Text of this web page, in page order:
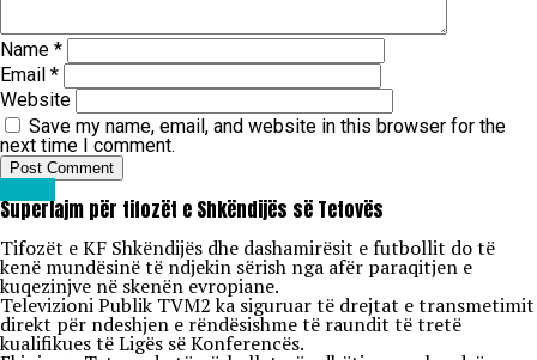
Name *
Email *
Website
Save my name, email, and website in this browser for the
next time I comment.
Superlajm për tifozët e Shkëndijës së Tetovës
Tifozët e KF Shkëndijës dhe dashamirësit e futbollit do të
kenë mundësinë të ndjekin sërish nga afër paraqitjen e
kuqezinjve në skenën evropiane.
Televizioni Publik TVM2 ka siguruar të drejtat e transmetimit
direkt për ndeshjen e rëndësishme të raundit të tretë
kualifikues të Ligës së Konferencës.